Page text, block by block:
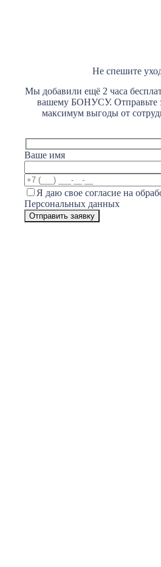
Не спешите
Мы добавили ещё 2 часа
вашему БОНУСУ. Отправьте
максимум выгоды от
Ваше имя
Я даю свое согласие на
Персональных данных